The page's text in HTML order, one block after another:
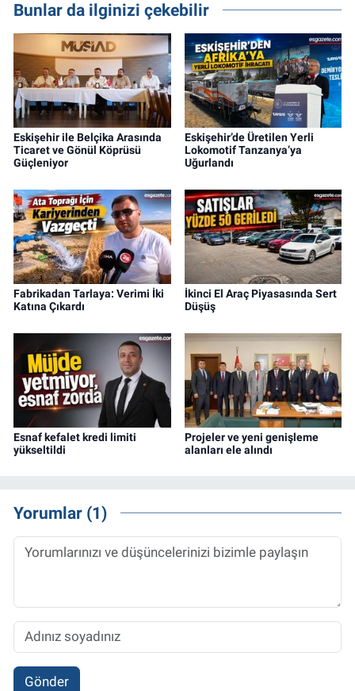
Bunlar da ilginizi çekebilir
Eskişehir ile Belçika Arasında
Ticaret ve Gönül Köprüsü
Güçleniyor
Eskişehir’de Üretilen Yerli
Lokomotif Tanzanya’ya
Uğurlandı
Fabrikadan Tarlaya: Verimi İki
Katına Çıkardı
İkinci El Araç Piyasasında Sert
Düşüş
Esnaf kefalet kredi limiti
yükseltildi
Projeler ve yeni genişleme
alanları ele alındı
Yorumlar (1)
Gönder